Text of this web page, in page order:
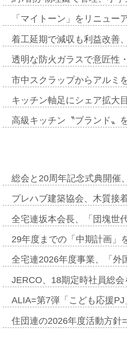
「マイトーン」をリニュ
着工延期で減収も利益改善
透明な防火ガラスで意匠性
市中スクラップからアルミ
キッチン軸足にシェア拡大
高級キッチン〝ブランド〟
総会と20周年記念式典開催
プレハブ建築協会、木質接
全宅連坂本会長、「団塊世
29年度までの「中期計画
全宅連2026年度事業、「
JERCO、18期定時社員総
ALIA=第7弾「こども応援
住団連の2026年度活動方